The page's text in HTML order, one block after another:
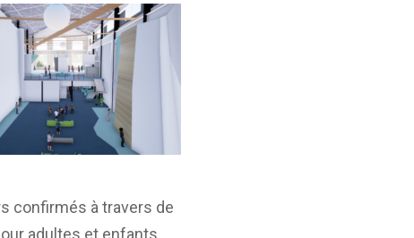
confirmés à travers de
adultes et enfants.